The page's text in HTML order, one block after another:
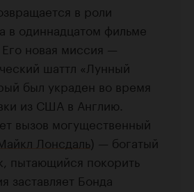
в роли
в одиннадцатом фильме
новая миссия —
шаттл «Лунный
был украден во время
из США в Англию.
вызов могущественный
Лонсдаль) — богатый
пытающийся покорить
заставляет Бонда